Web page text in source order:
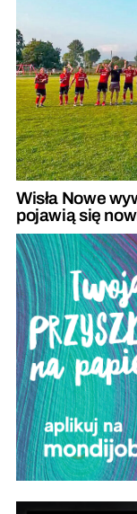
Wisła Nowe
pojawią się